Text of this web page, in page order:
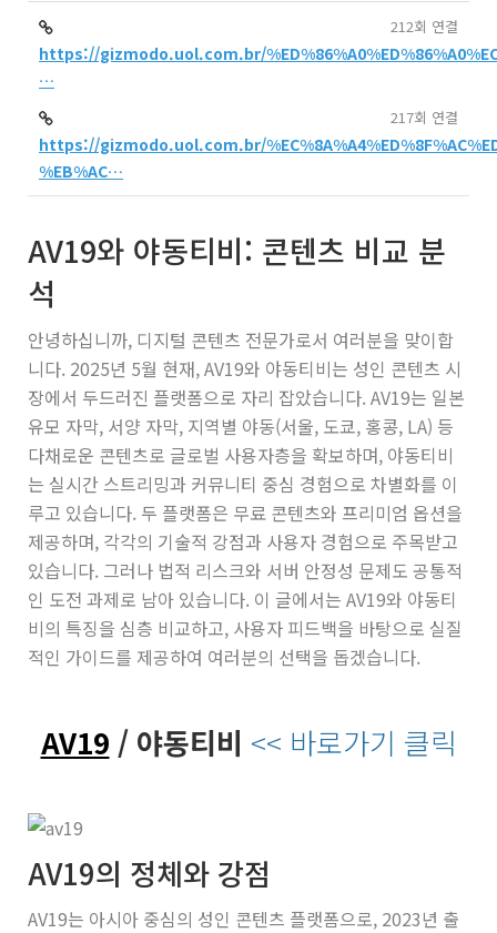
https://gizmodo.uol.com.br/
…
212회 연결
https://gizmodo.uol.com.br/
%EB%AC…
217회 연결
AV19와 야동티비: 콘텐츠 비교 분
석
안녕하십니까, 디지털 콘텐츠 전문가로서 여러분을 맞이합
니다. 2025년 5월 현재, AV19와 야동티비는 성인 콘텐츠 시
장에서 두드러진 플랫폼으로 자리 잡았습니다. AV19는 일본
유모 자막, 서양 자막, 지역별 야동(서울, 도쿄, 홍콩, LA) 등
다채로운 콘텐츠로 글로벌 사용자층을 확보하며, 야동티비
는 실시간 스트리밍과 커뮤니티 중심 경험으로 차별화를 이
루고 있습니다. 두 플랫폼은 무료 콘텐츠와 프리미엄 옵션을
제공하며, 각각의 기술적 강점과 사용자 경험으로 주목받고
있습니다. 그러나 법적 리스크와 서버 안정성 문제도 공통적
인 도전 과제로 남아 있습니다. 이 글에서는 AV19와 야동티
비의 특징을 심층 비교하고, 사용자 피드백을 바탕으로 실질
적인 가이드를 제공하여 여러분의 선택을 돕겠습니다.
AV19 / 야동티비 << 바로가기 클릭
AV19의 정체와 강점
AV19는 아시아 중심의 성인 콘텐츠 플랫폼으로, 2023년 출